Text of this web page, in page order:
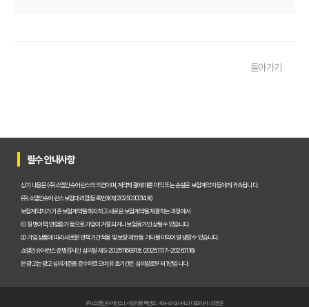
운전자보험 비교사이트 활용법: 숨겨진 혜택과 주의사항 완벽 분석
운전자보험 비교사이트 활용법, 전문가가 알려주는 숨겨진 꿀팁 대방
"나만 몰랐네?" 운전자보험 비교사이트 선택, 이것만 알면 보험료 절
"교통사고, 이제 두렵지 않아!" 운전자보험 비교, 내 상황에 맞는 최적
2025년, 운전자보험 비교사이트 똑똑하게 활용하는 5가지 방법
운전자보험 비교사이트 선택 전 반드시 알아야 할 핵심 정보 5가지
돌아가기
필수 안내사항
상기 내용은 (주)쇼엠인슈어런스의 의견이며, 계약체결에 따른 이익 또는 손실은 보험계약자 등에게 귀속됩니다.
(주)쇼엠인슈어런스 보험대리점(등록번호 제2025030014호)
보험계약자가 기존 보험계약을 해지하고 새로운 보험계약을 체결하는 과정에서
① 질병이력, 연령증가 등으로 가입이 거절되거나 보험료가 인상될 수 있습니다.
② 가입 상품에 따라 새로운 면책기간 적용 및 보장 제한 등 기타 불이익이 발생할 수 있습니다.
쇼엠인슈어런스 준법감시인 심의필 제S-2025116891호 (2025.11.17~2026.11.16)
본 광고는 광고심의기준을 준수하였으며, 유효기간은 심의일로부터 1년입니다.
(주)쇼엠인슈어런스 | 사업자등록번호 : 404-87-03442 | 대표이사 : 강경준